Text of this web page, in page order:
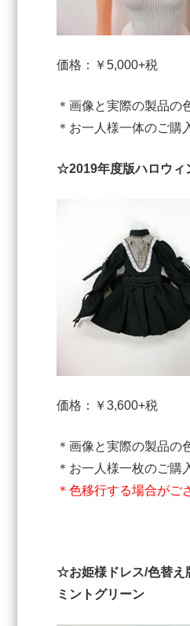
価格：￥5,000+税
＊画像と実際の製品の
＊お一人様一体のご購
☆2019年度版ハロウィ
価格：￥3,600+税
＊画像と実際の製品の
＊お一人様一枚のご購
＊色移行する場合がご
☆お姫様ドレス/色替え
ミントグリーン